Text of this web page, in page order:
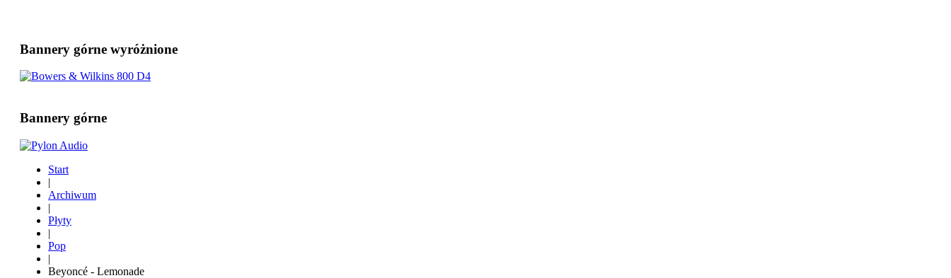
Bannery górne wyróżnione
Bannery górne
Start
|
Archiwum
|
Płyty
|
Pop
|
Beyoncé - Lemonade